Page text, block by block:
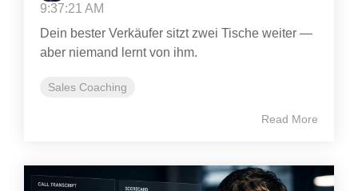
9:37:21 AM
Dein bester Verkäufer sitzt zwei Tische weiter —
aber niemand lernt von ihm.
Sales Coaching
Read More